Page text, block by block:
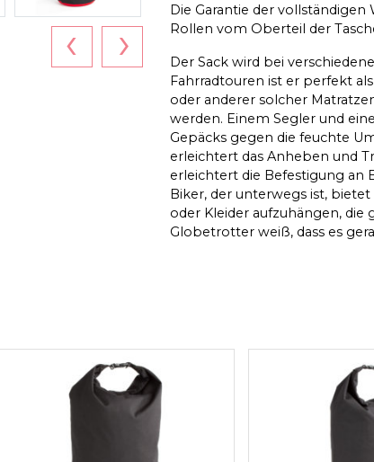
‹ ›
Die Garantie der vollständigen
Rollen vom Oberteil der
Der Sack wird bei
Fahrradtouren ist er perfekt
oder anderer solcher
werden. Einem Segler und
Gepäcks gegen die feuchte
erleichtert das Anheben und
erleichtert die Befestigung an
Biker, der unterwegs ist,
oder Kleider aufzuhängen, die
Globetrotter weiß, dass es